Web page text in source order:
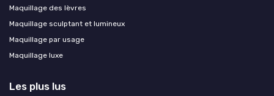
Maquillage des lèvres
Maquillage sculptant et lumineux
Maquillage par usage
Maquillage luxe
Les plus lus